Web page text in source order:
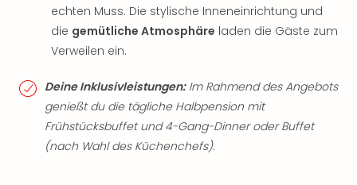
echten Muss. Die stylische Inneneinrichtung und
die gemütliche Atmosphäre laden die Gäste zum
Verweilen ein.
Deine Inklusivleistungen:Im Rahmend des Angebots
genießt du die tägliche Halbpension mit
Frühstücksbuffet und 4-Gang-Dinner oder Buffet
(nach Wahl des Küchenchefs).